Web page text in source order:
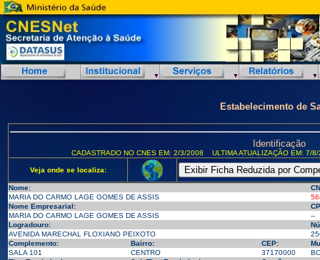
Estabelecimento de
Identificação
CADASTRADO NO CNES EM: 2/3/2008 ULTIMA ATUALIZAÇÃO EM: 7/
Veja onde se localiza:
Nome:
MARIA DO CARMO LAGE GOMES DE ASSIS
Nome Empresarial:
MARIA DO CARMO LAGE GOMES DE ASSIS
--
Logradouro:
AVENIDA MARECHAL FLOXIANO PEIXOTO
Complemento:
Bairro: CEP:
SALA 101
CENTRO 37170000